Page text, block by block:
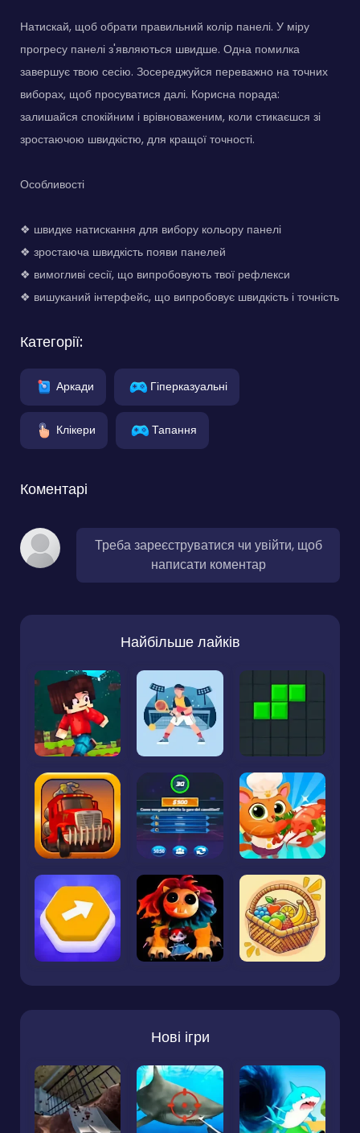
Натискай, щоб обрати правильний колір панелі. У міру
прогресу панелі з'являються швидше. Одна помилка
завершує твою сесію. Зосереджуйся переважно на точних
виборах, щоб просуватися далі. Корисна порада:
залишайся спокійним і врівноваженим, коли стикаєшся зі
зростаючою швидкістю, для кращої точності.
Особливості
❖ швидке натискання для вибору кольору панелі
❖ зростаюча швидкість появи панелей
❖ вимогливі сесії, що випробовують твої рефлекси
❖ вишуканий інтерфейс, що випробовує швидкість і точність
Категорії:
Аркади Гіперказуальні
Клікери Тапання
Коментарі
Треба зареєструватися чи увійти, щоб
написати коментар
Найбільше лайків
Нові ігри